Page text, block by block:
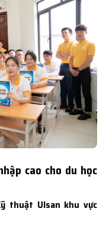
cao cho du học
thuật Ulsan khu vực